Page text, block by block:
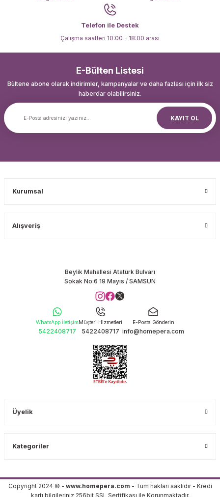
Telefon ile Destek
Çalışma saatleri 10:00 - 18:00 arası
E-Bülten Listesi
Bültene abone olarak indirimler, kampanyalar ve daha fazlası için ilk siz
haberdar olabilirsiniz.
KAYIT OL
Kurumsal
Alışveriş
Beylik Mahallesi Atatürk Bulvarı
Sokak No:6 19 Mayıs / SAMSUN
WhatsApp İletişim
5422408717
Müşteri Hizmetleri
5422408717
E-Posta Gönderin
info@homepera.com
Üyelik
Kategoriler
Copyright 2024 © - www.homepera.com - Tüm hakları saklıdır - Kredi
kartı bilgileriniz 256bit SSL Sertifikası ile Korunmaktadır.